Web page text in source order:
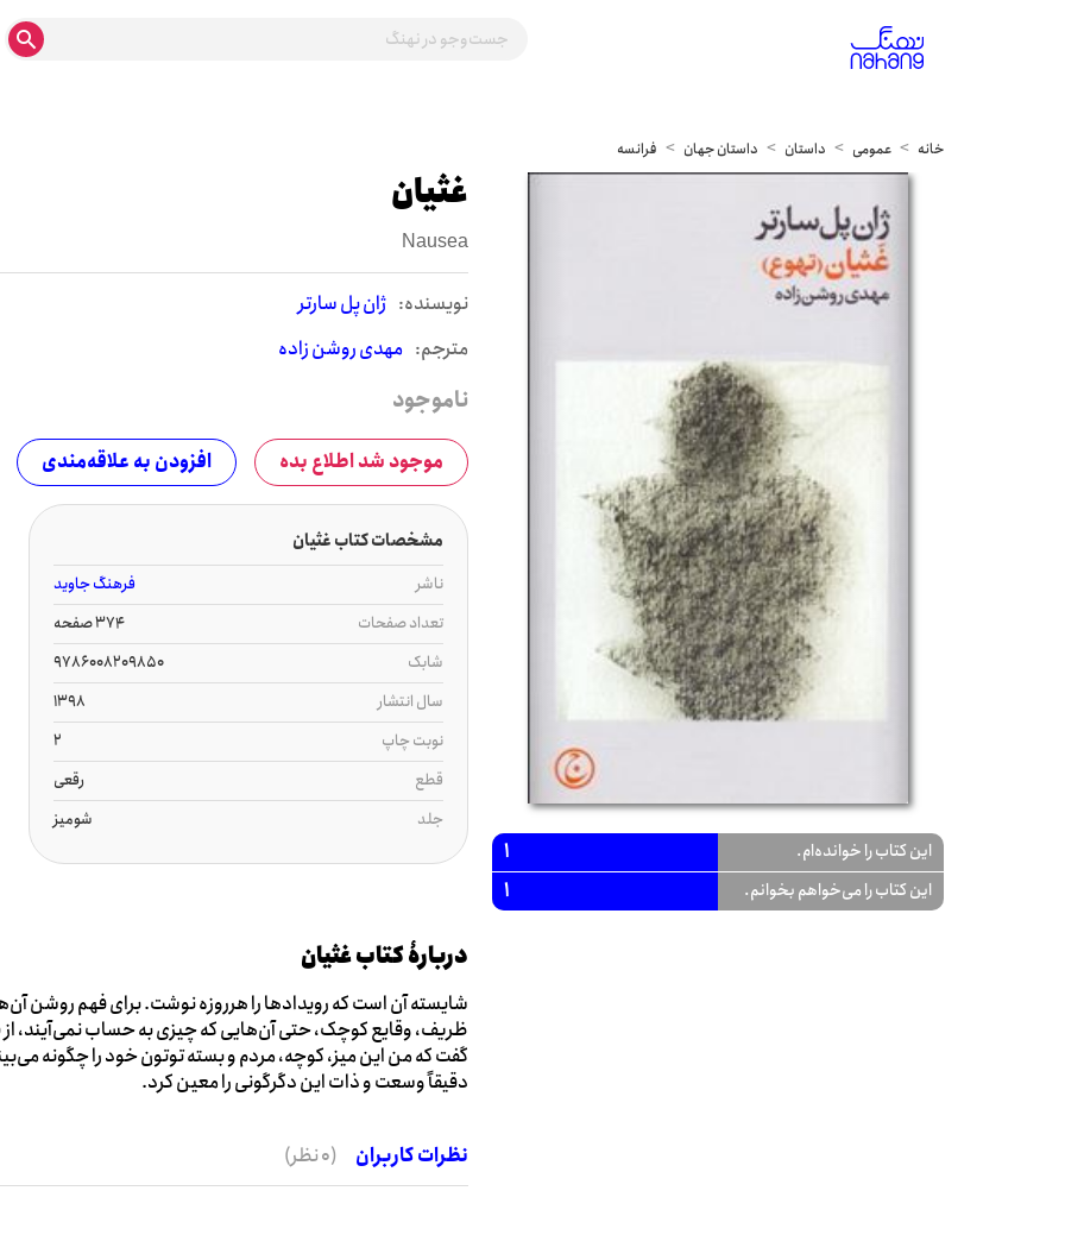
خانه عمومی داستان داستان جهان فرانسه
این کتاب را خوانده‌ام. 1
این کتاب را می‌خواهم بخوانم. 1
غثیان
Nausea
نويسنده: ژان پل سارتر
مترجم: مهدی روشن زاده
ناموجود
موجود شد اطلاع بده افزودن به علاقه‌مندی
مشخصات کتاب غثیان
ناشر
فرهنگ جاوید
تعداد صفحات
374 صفحه
شابک
9786008209850
سال انتشار
1398
نوبت چاپ
2
قطع
رقعی
جلد
شومیز
دربارۀ کتاب غثیان
شایسته آن است که رویدادها را هرروزه نوشت. برای فهم روشن
ظریف، وقایع کوچک، حتی آن‌هایی که چیزی به حساب نمی‌آیند، از
گفت که من این میز، کوچه، مردم و بسته توتون خود را چگونه
دقیقاً وسعت و ذات این دگرگونی را معین کرد.
نظرات کاربران (0 نظر)